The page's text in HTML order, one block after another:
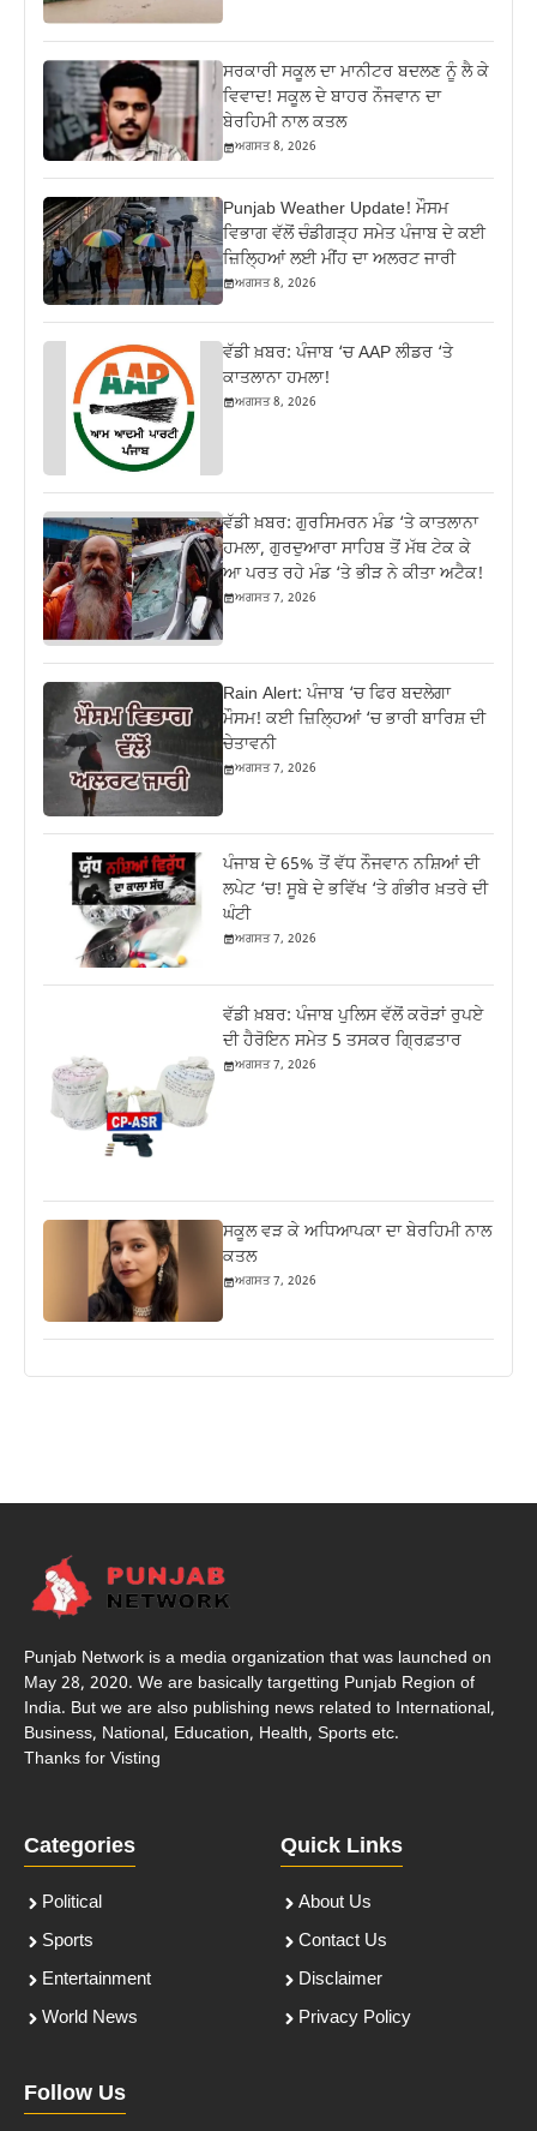
ਸਰਕਾਰੀ ਸਕੂਲ ਦਾ ਮਾਨੀਟਰ ਬਦਲਣ ਨੂੰ ਲੈ ਕੇ
ਵਿਵਾਦ! ਸਕੂਲ ਦੇ ਬਾਹਰ ਨੌਜਵਾਨ ਦਾ
ਬੇਰਹਿਮੀ ਨਾਲ ਕਤਲ
ਅਗਸਤ 8, 2026
Punjab Weather Update! ਮੌਸਮ
ਵਿਭਾਗ ਵੱਲੋਂ ਚੰਡੀਗੜ੍ਹ ਸਮੇਤ ਪੰਜਾਬ ਦੇ ਕਈ
ਜ਼ਿਲ੍ਹਿਆਂ ਲਈ ਮੀਂਹ ਦਾ ਅਲਰਟ ਜਾਰੀ
ਅਗਸਤ 8, 2026
ਵੱਡੀ ਖ਼ਬਰ: ਪੰਜਾਬ ‘ਚ AAP ਲੀਡਰ ‘ਤੇ
ਕਾਤਲਾਨਾ ਹਮਲਾ!
ਅਗਸਤ 8, 2026
ਵੱਡੀ ਖ਼ਬਰ: ਗੁਰਸਿਮਰਨ ਮੰਡ ‘ਤੇ ਕਾਤਲਾਨਾ
ਹਮਲਾ, ਗੁਰਦੁਆਰਾ ਸਾਹਿਬ ਤੋਂ ਮੱਥ ਟੇਕ ਕੇ
ਆ ਪਰਤ ਰਹੇ ਮੰਡ ‘ਤੇ ਭੀੜ ਨੇ ਕੀਤਾ ਅਟੈਕ!
ਅਗਸਤ 7, 2026
Rain Alert: ਪੰਜਾਬ ‘ਚ ਫਿਰ ਬਦਲੇਗਾ
ਮੌਸਮ! ਕਈ ਜ਼ਿਲ੍ਹਿਆਂ ‘ਚ ਭਾਰੀ ਬਾਰਿਸ਼ ਦੀ
ਚੇਤਾਵਨੀ
ਅਗਸਤ 7, 2026
ਪੰਜਾਬ ਦੇ 65% ਤੋਂ ਵੱਧ ਨੌਜਵਾਨ ਨਸ਼ਿਆਂ ਦੀ
ਲਪੇਟ ‘ਚ! ਸੂਬੇ ਦੇ ਭਵਿੱਖ ‘ਤੇ ਗੰਭੀਰ ਖ਼ਤਰੇ ਦੀ
ਘੰਟੀ
ਅਗਸਤ 7, 2026
ਵੱਡੀ ਖ਼ਬਰ: ਪੰਜਾਬ ਪੁਲਿਸ ਵੱਲੋਂ ਕਰੋੜਾਂ ਰੁਪਏ
ਦੀ ਹੈਰੋਇਨ ਸਮੇਤ 5 ਤਸਕਰ ਗ੍ਰਿਫ਼ਤਾਰ
ਅਗਸਤ 7, 2026
ਸਕੂਲ ਵੜ ਕੇ ਅਧਿਆਪਕਾ ਦਾ ਬੇਰਹਿਮੀ ਨਾਲ
ਕਤਲ
ਅਗਸਤ 7, 2026
Punjab Network is a media organization that was launched on
May 28, 2020. We are basically targetting Punjab Region of
India. But we are also publishing news related to International,
Business, National, Education, Health, Sports etc.
Thanks for Visting
Categories
Political
Sports
Entertainment
World News
Quick Links
About Us
Contact Us
Disclaimer
Privacy Policy
Follow Us